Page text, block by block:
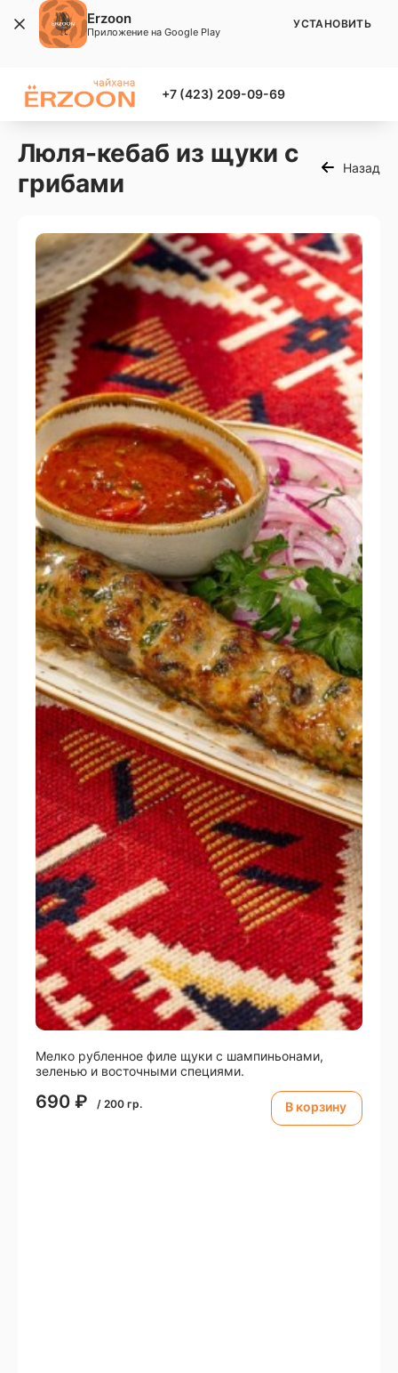
+7 (423) 209-09-69
Люля-кебаб из щуки с
грибами
Назад
Мелко рубленное филе щуки с шампиньонами,
зеленью и восточными специями.
690 ₽ / 200 гр. В корзину
Erzoon
Приложение на Google Play
УСТАНОВИТЬ